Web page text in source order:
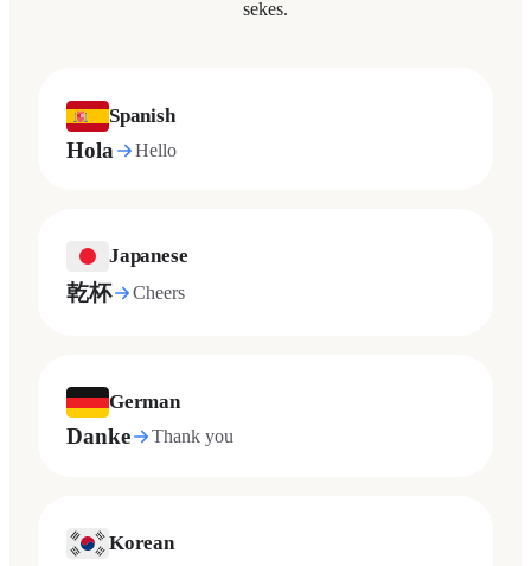
sekes.
Spanish
Hola Hello
Japanese
乾杯 Cheers
German
Danke Thank you
Korean